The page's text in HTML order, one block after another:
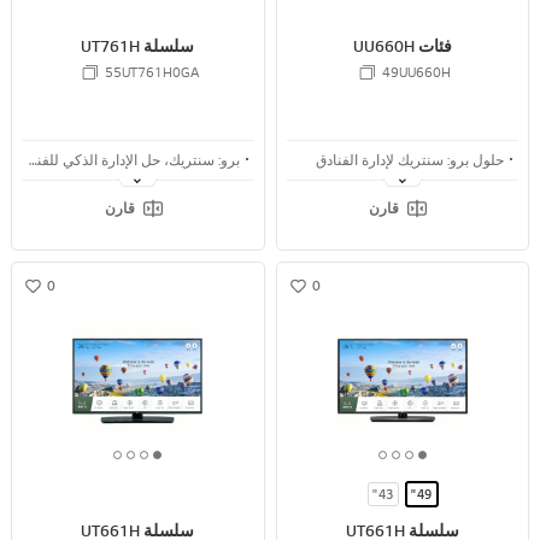
5
f
5
f
5
f
5
f
5
فئات UU660H
49UU660H
حلول برو: سنتريك لإدارة الفنادق
رابط التلفزيون التفاعلي
قارن
f
4
4
f
4
f
4
سلسلة UT761H
55UT761H0GA
برو: سنتريك، حل الإدارة الذكي للفندق
التعرف على الصوتقارن
0
1
o
f
2
o
3
o
f
4
o
f
49"
43"
سلسلة UT661H
0
1
f
2
3
f
4
f
سلسلة UT661H